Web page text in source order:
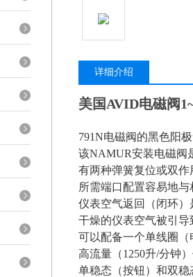
详细介绍
美国AVID电磁阀
791N电磁阀的黑色阳
该NAMUR安装电磁阀
有两种弹簧复位或双
所需端口配置容易地
仪表空气返回（闭环
干燥的仪表空气被引
可以配备一个单线圈（
高流量（1250升/分钟
单稳态（按钮）和双